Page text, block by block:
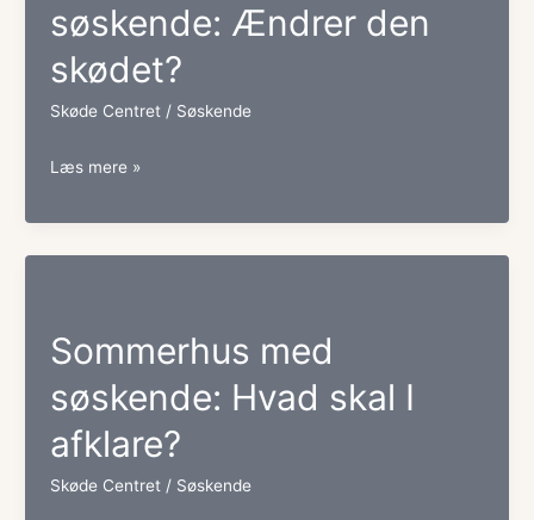
det?
søskende: Ændrer den
skødet?
Skøde Centret / Søskende
Samejeaftale
skødet?
Læs mere »
Sommerhus med
søskende: Hvad skal I
afklare?
Skøde Centret / Søskende